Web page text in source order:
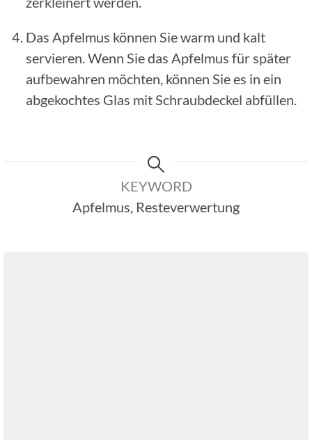
Das Apfelmus können Sie warm und kalt
servieren. Wenn Sie das Apfelmus für später
aufbewahren möchten, können Sie es in ein
abgekochtes Glas mit Schraubdeckel abfüllen.
KEYWORD
Apfelmus, Resteverwertung